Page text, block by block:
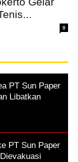
0
PT Sun Paper
Libatkan
PT Sun Paper